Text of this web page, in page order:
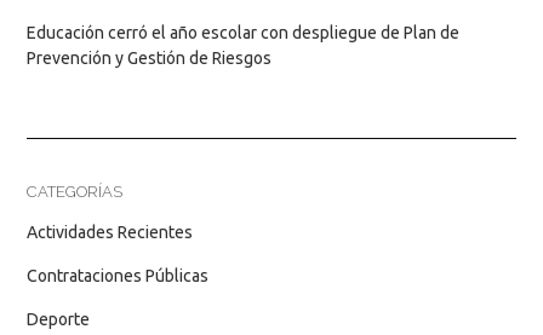
Educación cerró el año escolar con despliegue de Plan de
Prevención y Gestión de Riesgos
CATEGORÍAS
Actividades Recientes
Contrataciones Públicas
Deporte